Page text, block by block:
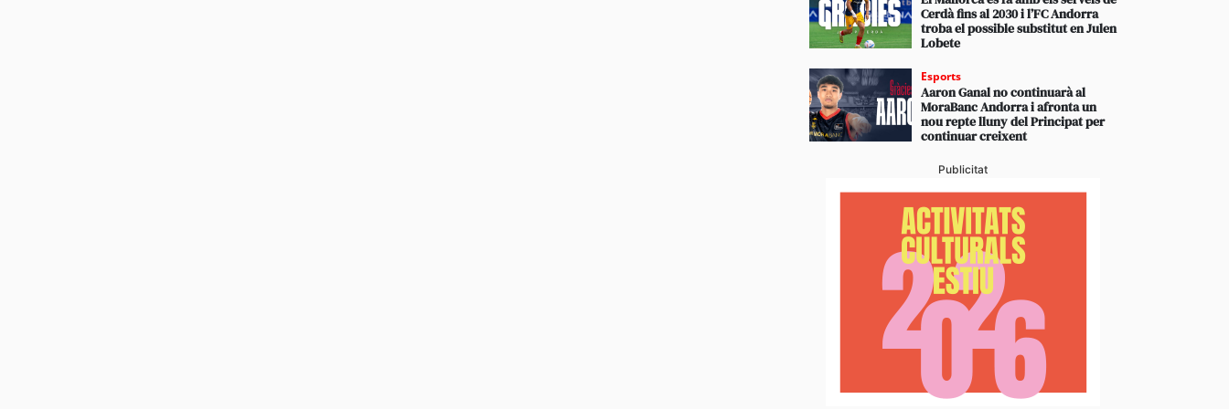
Cerdà fins al 2030 i l’FC Andorra
troba el possible substitut en Julen
Lobete
Esports
Aaron Ganal no continuarà al
MoraBanc Andorra i afronta un
nou repte lluny del Principat per
continuar creixent
Publicitat